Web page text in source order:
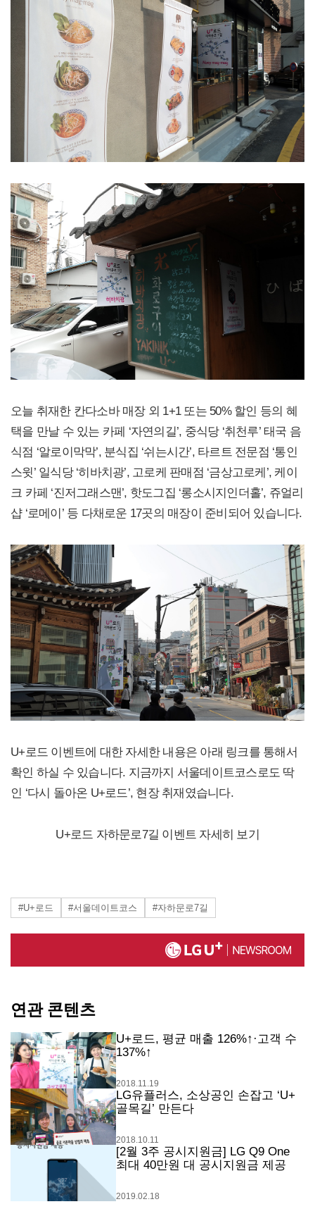
오늘 취재한 칸다소바 매장 외 1+1 또는 50% 할인 등의 혜
택을 만날 수 있는 카페 ‘자연의길’, 중식당 ‘취천루’ 태국 음
식점 ‘알로이막막’, 분식집 ‘쉬는시간’, 타르트 전문점 ‘통인
스윗’ 일식당 ‘히바치광’, 고로케 판매점 ‘금상고로케’, 케이
크 카페 ‘진저그래스맨’, 핫도그집 ‘롱소시지인더홀’, 쥬얼리
샵 ‘로메이’ 등 다채로운 17곳의 매장이 준비되어 있습니다.
U+로드 이벤트에 대한 자세한 내용은 아래 링크를 통해서
확인 하실 수 있습니다. 지금까지 서울데이트코스로도 딱
인 ‘다시 돌아온 U+로드’, 현장 취재였습니다.
U+로드 자하문로7길 이벤트 자세히 보기
#U+로드 #서울데이트코스 #자하문로7길
연관 콘텐츠
U+로드, 평균 매출 126%↑·고객 수
137%↑
2018.11.19
LG유플러스, 소상공인 손잡고 ‘U+
골목길’ 만든다
2018.10.11
[2월 3주 공시지원금] LG Q9 One
최대 40만원 대 공시지원금 제공
2019.02.18